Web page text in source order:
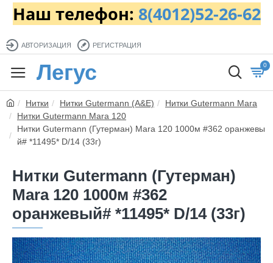
Наш телефон: 8(4012)52-26-62
АВТОРИЗАЦИЯ РЕГИСТРАЦИЯ
Легус 0
Нитки Нитки Gutermann (A&E)
Нитки Gutermann Mara
Нитки Gutermann Mara 120
Нитки Gutermann (Гутерман) Mara 120 1000м #362 оранжевы
й# *11495* D/14 (33г)
Нитки Gutermann (Гутерман)
Mara 120 1000м #362
оранжевый# *11495* D/14 (33г)